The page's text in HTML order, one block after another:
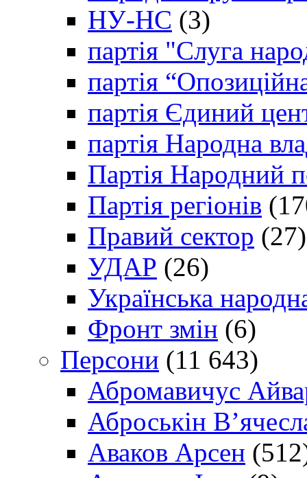
НУ-НС (3)
партія "Слуга
партія
партія Єдиний
партія Народна
Партія Народний
Партія регіонів
Правий сектор (27)
УДАР (26)
Українська
Фронт змін (6)
Персони (11 643)
Абромавичус
Аброськін
Аваков Арсен